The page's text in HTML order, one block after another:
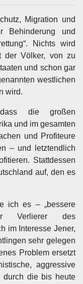
Migration und
und
Nichts wird
der Völker, von zu
und schon gar
westlichen
wird.
die großen
und im gesamten
und Profiteure
– und letztendlich
Stattdessen
auf, den es
ich es – „bessere
Verlierer des
im Interesse Jener,
sehr gelegen
Problem ersetzt
aggressive
durch die bis heute